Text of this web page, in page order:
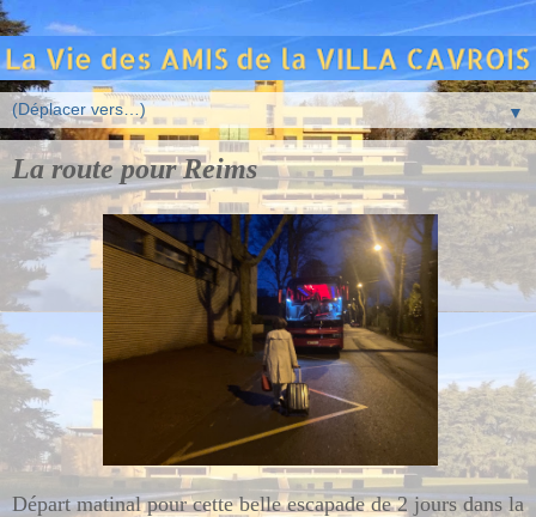
▼
La route pour Reims
Départ matinal pour cette belle escapade de 2 jours dans la